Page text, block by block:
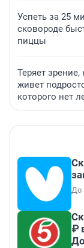
Успеть за 25
сковороде
пиццы
Теряет
живет
которого нет
До
₽